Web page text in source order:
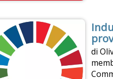
di